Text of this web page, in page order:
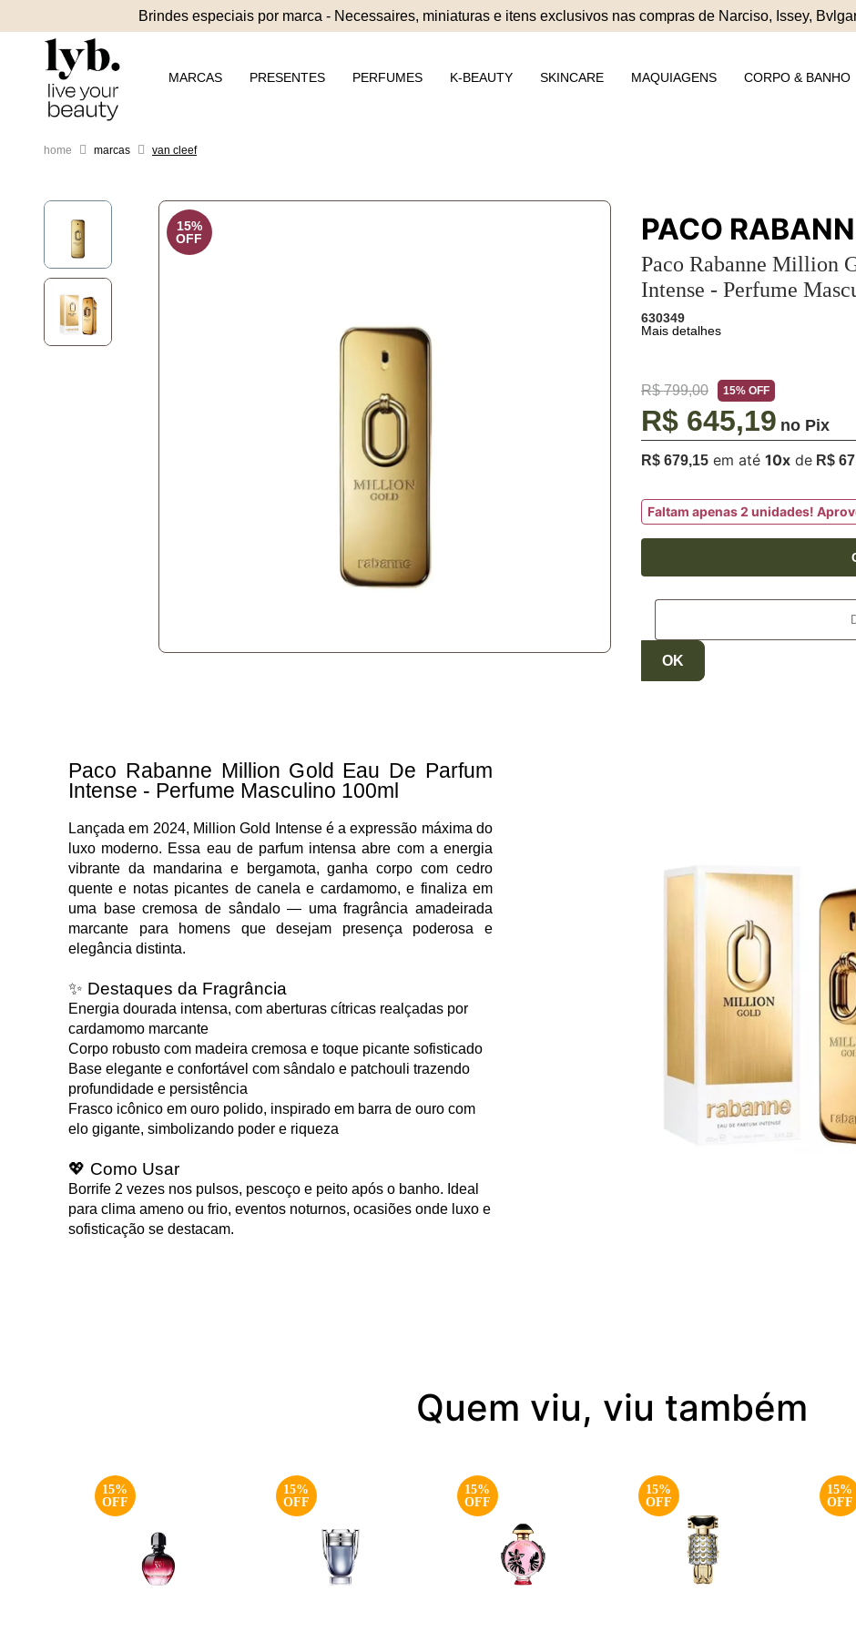
Brindes especiais por marca - Necessaires, miniaturas e itens exclusivos nas compras de Narciso, Issey,
MARCAS PRESENTES PERFUMES K-BEAUTY SKINCARE MAQUIAGENS CORPO & BANHO
marcas van cleef
15%
OFF
PACO
Paco Rabanne Million
Intense - Perfume
630349
Mais detalhes
R$ 799,00 15% OFF
R$ 679,15 10x R$
R$ 645,19
Faltam apenas 2 unidades!
Paco Rabanne Million Gold Eau De Parfum
Intense - Perfume Masculino 100ml
Lançada em 2024, Million Gold Intenseé a expressão máxima do
luxo moderno. Essa eau de parfum intensa abre com a energia
vibrante da mandarina e bergamota, ganha corpo com cedro
quente e notas picantes de canela e cardamomo, e finaliza em
uma base cremosa de sândalo — uma fragrância amadeirada
marcante para homens que desejam presença poderosa e
elegância distinta.
✨ Destaques da Fragrância
Energia dourada intensa, com aberturas cítricas realçadas por
cardamomo marcante
Corpo robusto com madeira cremosa e toque picante sofisticado
Base elegante e confortável com sândalo e patchouli trazendo
profundidade e persistência
Frasco icônico em ouro polido, inspirado em barra de ouro com
elo gigante, simbolizando poder e riqueza
💖 Como Usar
Borrife 2 vezes nos pulsos, pescoço e peito após o banho. Ideal
para clima ameno ou frio, eventos noturnos, ocasiões onde luxo e
sofisticação se destacam.
Quem viu, viu também
15% 15% 15% 15% 15%